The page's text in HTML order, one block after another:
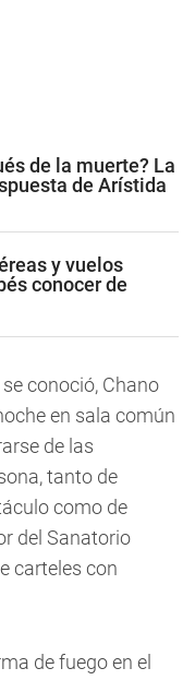
de la muerte? La
de Arístida
y vuelos
conocer de
conoció, Chano
en sala común
de las
tanto de
como de
del Sanatorio
carteles con
de fuego en el